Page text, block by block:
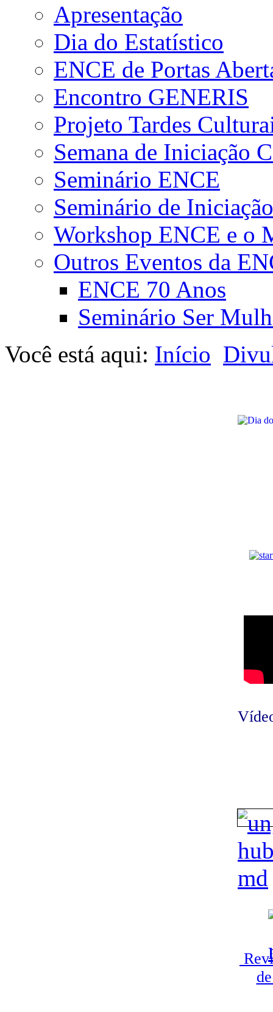
Apresentação
Dia do Estatístico
ENCE de Portas
Encontro GENERIS
Projeto Tardes
Semana de Iniciação
Seminário ENCE
Seminário de
Workshop ENCE e o
Outros Eventos da
ENCE 70 Anos
Seminário Ser
Você está aqui: Início